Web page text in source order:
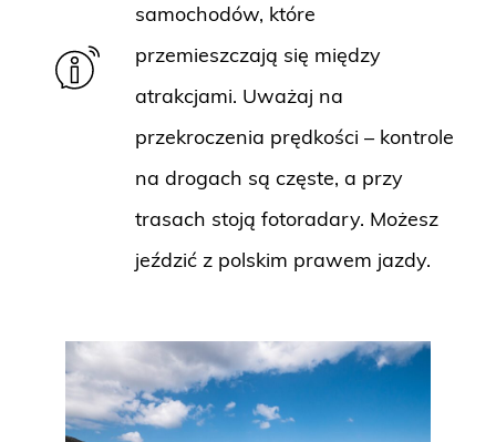
samochodów, które
przemieszczają się między
atrakcjami. Uważaj na
przekroczenia prędkości – kontrole
na drogach są częste, a przy
trasach stoją fotoradary. Możesz
jeździć z polskim prawem jazdy.